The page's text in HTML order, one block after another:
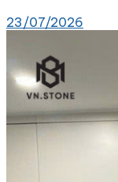
23/07/2026